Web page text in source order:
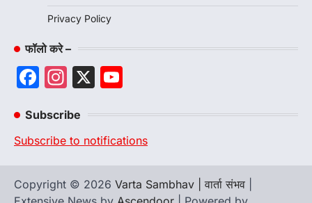
Privacy Policy
फॉलो करे –
Facebook
Instagram
X
Subscribe
Subscribe to notifications
Copyright © 2026 Varta Sambhav | वार्ता संभव